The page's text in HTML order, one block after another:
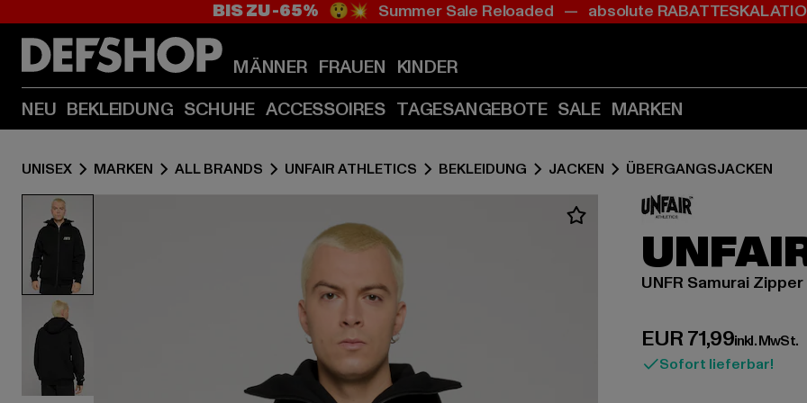
Zum
(Enter
drücken)
Zum
(Enter
drücken)
BIS ZU -65% 😲💥 Summer Sale Reloaded — absolute
MÄNNER FRAUEN KINDER
NEU BEKLEIDUNG SCHUHE ACCESSOIRES TAGESANGEBOTE SALE MARKEN
UNISEX MARKEN ALL BRANDS UNFAIR ATHLETICS BEKLEIDUNG JACKEN ÜBERGANGSJACKEN
UNFR Samurai Zipper
EUR 71,99
Derzeitiger Preis:
inkl. MwSt.
Sofort lieferbar!